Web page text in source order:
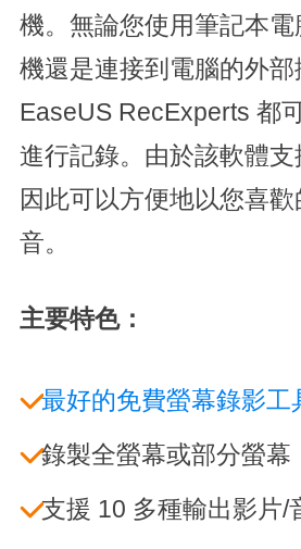
機。無論您使用筆記本
機還是連接到電腦的外部
EaseUS RecExperts 都
進行記錄。由於該軟體支
因此可以方便地以您喜
音。
主要特色：
最好的免費螢幕錄影工
錄製全螢幕或部分螢幕
支援 10 多種輸出影片/